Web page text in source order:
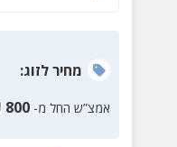
מחירלזוג:
אמצ”ש החל מ- 800